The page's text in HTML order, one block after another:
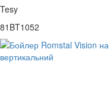
Tesy
81BT1052